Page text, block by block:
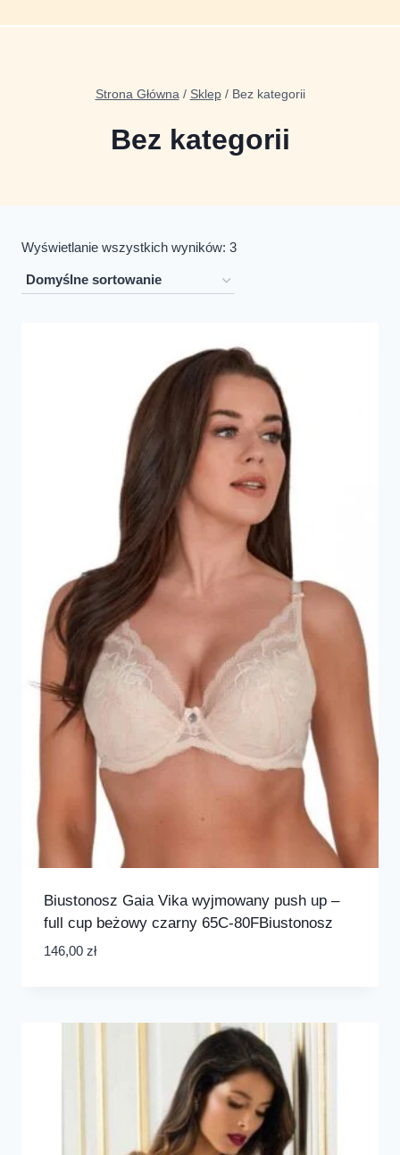
Strona Główna / Sklep / Bez kategorii
Bez kategorii
Wyświetlanie wszystkich wyników: 3
Biustonosz Gaia Vika wyjmowany push up –
full cup beżowy czarny 65C-80FBiustonosz
146,00 zł